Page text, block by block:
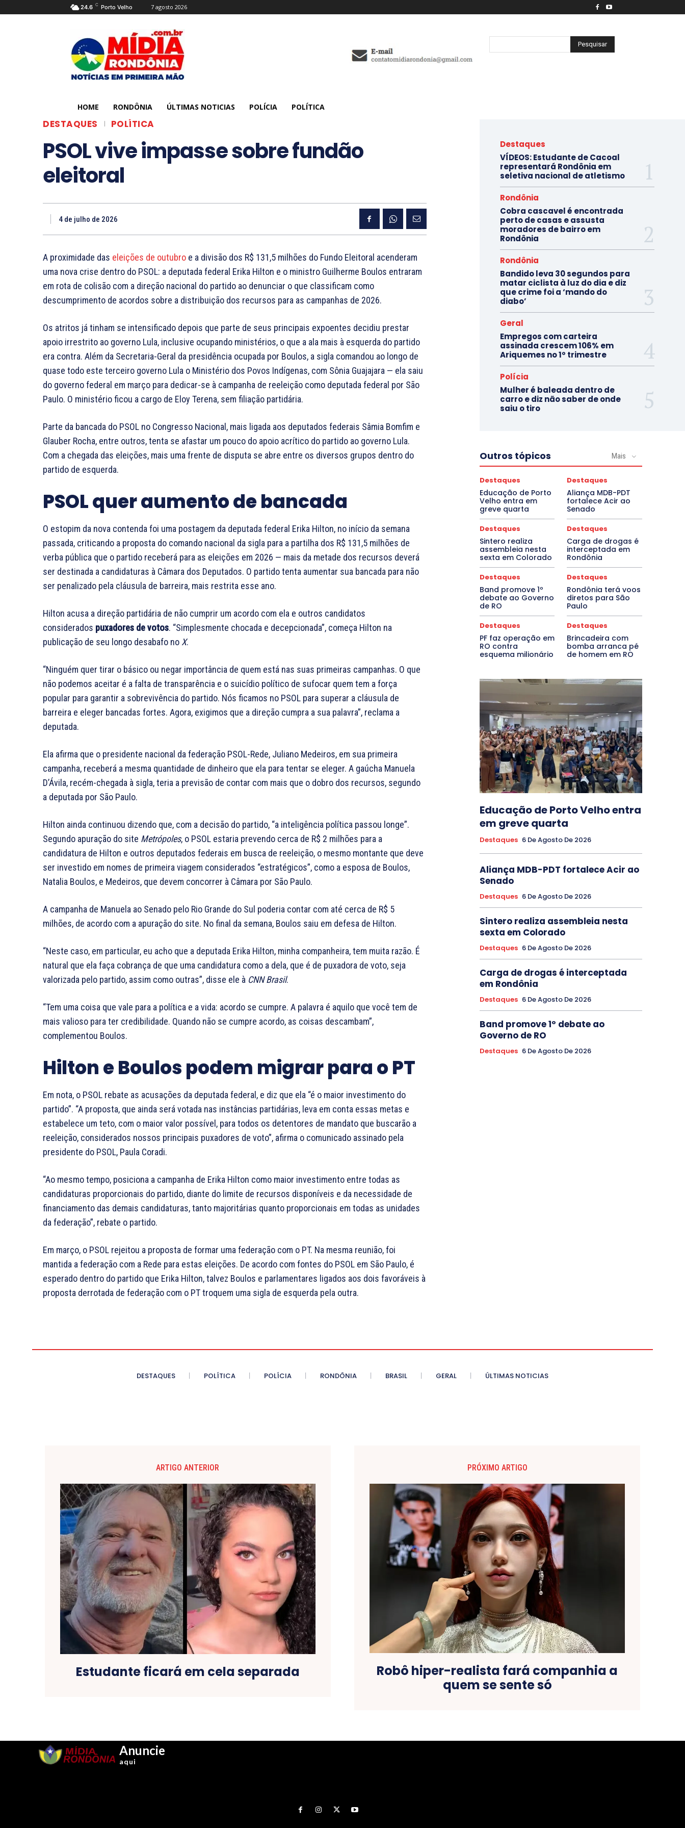
24.6 C Porto Velho 7 agosto 2026
Pesquisar
HOME RONDÔNIA ÚLTIMAS NOTICIAS POLÍCIA POLÍTICA
DESTAQUES POLÍTICA
PSOL vive impasse sobre fundão
eleitoral
4 de julho de 2026
A proximidade das eleições de outubro e a divisão dos R$ 131,5 milhões do Fundo Eleitoral acenderam
uma nova crise dentro do PSOL: a deputada federal Erika Hilton e o ministro Guilherme Boulos entraram
em rota de colisão com a direção nacional do partido ao denunciar o que classificam como
descumprimento de acordos sobre a distribuição dos recursos para as campanhas de 2026.
Os atritos já tinham se intensificado depois que parte de seus principais expoentes decidiu prestar
apoio irrestrito ao governo Lula, inclusive ocupando ministérios, o que a ala mais à esquerda do partido
era contra. Além da Secretaria-Geral da presidência ocupada por Boulos, a sigla comandou ao longo de
quase todo este terceiro governo Lula o Ministério dos Povos Indígenas, com Sônia Guajajara — ela saiu
do governo federal em março para dedicar-se à campanha de reeleição como deputada federal por São
Paulo. O ministério ficou a cargo de Eloy Terena, sem filiação partidária.
Parte da bancada do PSOL no Congresso Nacional, mais ligada aos deputados federais Sâmia Bomfim e
Glauber Rocha, entre outros, tenta se afastar um pouco do apoio acrítico do partido ao governo Lula.
Com a chegada das eleições, mais uma frente de disputa se abre entre os diversos grupos dentro do
partido de esquerda.
PSOL quer aumento de bancada
O estopim da nova contenda foi uma postagem da deputada federal Erika Hilton, no início da semana
passada, criticando a proposta do comando nacional da sigla para a partilha dos R$ 131,5 milhões de
verba pública que o partido receberá para as eleições em 2026 — mais da metade dos recursos deverá
ser destinada a candidaturas à Câmara dos Deputados. O partido tenta aumentar sua bancada para não
ser penalizado pela cláusula de barreira, mais restrita esse ano.
Hilton acusa a direção partidária de não cumprir um acordo com ela e outros candidatos
considerados puxadores de votos. “Simplesmente chocada e decepcionada”, começa Hilton na
publicação de seu longo desabafo no X.
“Ninguém quer tirar o básico ou negar importância de quem está nas suas primeiras campanhas. O que
não podemos aceitar é a falta de transparência e o suicídio político de sufocar quem tem a força
popular para garantir a sobrevivência do partido. Nós ficamos no PSOL para superar a cláusula de
barreira e eleger bancadas fortes. Agora, exigimos que a direção cumpra a sua palavra”, reclama a
deputada.
Ela afirma que o presidente nacional da federação PSOL-Rede, Juliano Medeiros, em sua primeira
campanha, receberá a mesma quantidade de dinheiro que ela para tentar se eleger. A gaúcha Manuela
D’Ávila, recém-chegada à sigla, teria a previsão de contar com mais que o dobro dos recursos, segundo
a deputada por São Paulo.
Hilton ainda continuou dizendo que, com a decisão do partido, “a inteligência política passou longe”.
Segundo apuração do site Metrópoles, o PSOL estaria prevendo cerca de R$ 2 milhões para a
candidatura de Hilton e outros deputados federais em busca de reeleição, o mesmo montante que deve
ser investido em nomes de primeira viagem considerados “estratégicos”, como a esposa de Boulos,
Natalia Boulos, e Medeiros, que devem concorrer à Câmara por São Paulo.
A campanha de Manuela ao Senado pelo Rio Grande do Sul poderia contar com até cerca de R$ 5
milhões, de acordo com a apuração do site. No final da semana, Boulos saiu em defesa de Hilton.
“Neste caso, em particular, eu acho que a deputada Erika Hilton, minha companheira, tem muita razão. É
natural que ela faça cobrança de que uma candidatura como a dela, que é de puxadora de voto, seja
valorizada pelo partido, assim como outras”, disse ele à CNN Brasil.
“Tem uma coisa que vale para a política e a vida: acordo se cumpre. A palavra é aquilo que você tem de
mais valioso para ter credibilidade. Quando não se cumpre acordo, as coisas descambam”,
complementou Boulos.
Hilton e Boulos podem migrar para o PT
Em nota, o PSOL rebate as acusações da deputada federal, e diz que ela “é o maior investimento do
partido”. “A proposta, que ainda será votada nas instâncias partidárias, leva em conta essas metas e
estabelece um teto, com o maior valor possível, para todos os detentores de mandato que buscarão a
reeleição, considerados nossos principais puxadores de voto”, afirma o comunicado assinado pela
presidente do PSOL, Paula Coradi.
“Ao mesmo tempo, posiciona a campanha de Erika Hilton como maior investimento entre todas as
candidaturas proporcionais do partido, diante do limite de recursos disponíveis e da necessidade de
financiamento das demais candidaturas, tanto majoritárias quanto proporcionais em todas as unidades
da federação”, rebate o partido.
Em março, o PSOL rejeitou a proposta de formar uma federação com o PT. Na mesma reunião, foi
mantida a federação com a Rede para estas eleições. De acordo com fontes do PSOL em São Paulo, é
esperado dentro do partido que Erika Hilton, talvez Boulos e parlamentares ligados aos dois favoráveis à
proposta derrotada de federação com o PT troquem uma sigla de esquerda pela outra.
Destaques
VÍDEOS: Estudante de Cacoal
representará Rondônia em
seletiva nacional de atletismo
Rondônia
Cobra cascavel é encontrada
perto de casas e assusta
moradores de bairro em
Rondônia
Rondônia
Bandido leva 30 segundos para
matar ciclista à luz do dia e diz
que crime foi a ‘mando do
diabo’
Geral
Empregos com carteira
assinada crescem 106% em
Ariquemes no 1º trimestre
Polícia
Mulher é baleada dentro de
carro e diz não saber de onde
saiu o tiro
Outros tópicos Mais
Destaques
Educação de Porto
Velho entra em
greve quarta
Destaques
Aliança MDB-PDT
fortalece Acir ao
Senado
Destaques
Sintero realiza
assembleia nesta
sexta em Colorado
Destaques
Carga de drogas é
interceptada em
Rondônia
Destaques
Band promove 1º
debate ao Governo
de RO
Destaques
Rondônia terá voos
diretos para São
Paulo
Destaques
PF faz operação em
RO contra
esquema milionário
Destaques
Brincadeira com
bomba arranca pé
de homem em RO
Educação de Porto Velho entra
em greve quarta
Destaques 6 De Agosto De 2026
Aliança MDB-PDT fortalece Acir ao
Senado
Destaques 6 De Agosto De 2026
Sintero realiza assembleia nesta
sexta em Colorado
Destaques 6 De Agosto De 2026
Carga de drogas é interceptada
em Rondônia
Destaques 6 De Agosto De 2026
Band promove 1º debate ao
Governo de RO
Destaques 6 De Agosto De 2026
DESTAQUES POLÍTICA POLÍCIA RONDÔNIA BRASIL GERAL ÚLTIMAS NOTICIAS
ARTIGO ANTERIOR
Estudante ficará em cela separada
PRÓXIMO ARTIGO
Robô hiper-realista fará companhia a
quem se sente só
Anuncie
aqui